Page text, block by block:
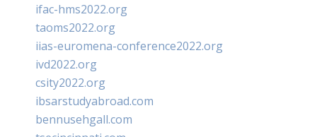
ifac-hms2022.org
taoms2022.org
iias-euromena-conference2022.org
ivd2022.org
csity2022.org
ibsarstudyabroad.com
bennusehgall.com